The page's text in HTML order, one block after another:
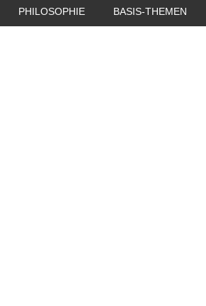
PHILOSOPHIE BASIS-THEMEN